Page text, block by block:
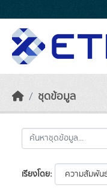
ชุดข้อมูล
เรียงโดย